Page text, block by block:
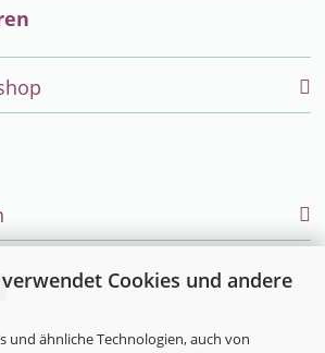
Cookies und andere
und ähnliche Technologien, auch von
für Allergiker, Neurodermitiker, Umweltkranke und
Allergiker im täglichen Leben bei Allergie, Neurodermitis